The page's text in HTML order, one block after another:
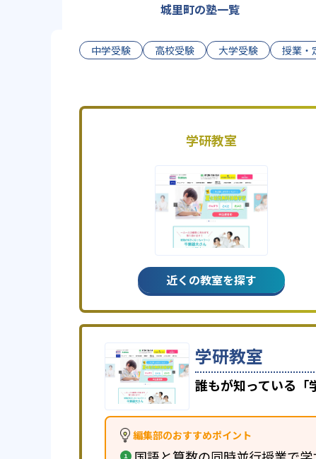
城里町の塾一覧
中学受験 高校受験 大学受験 授業・
学研教室
近くの教室を探す
学研教室
誰もが知っている「
編集部のおすすめポイント